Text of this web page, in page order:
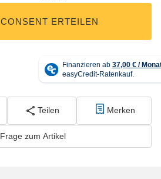
CONSENT ERTEILEN
Teilen Merken
Frage zum Artikel